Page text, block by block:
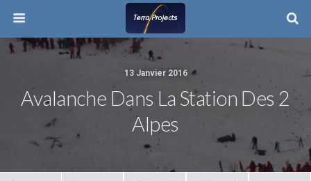
13 Janvier 2016
Avalanche Dans La Station Des 2
Alpes